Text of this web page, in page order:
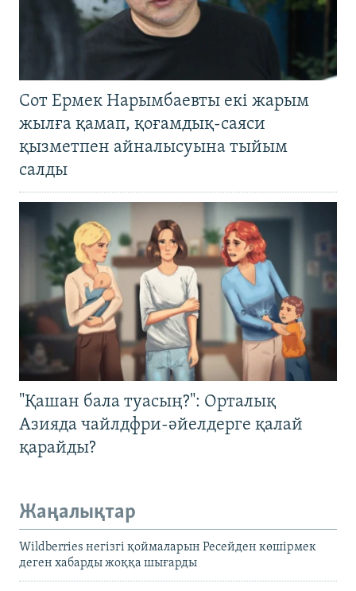
Сот Ермек Нарымбаевты екі жарым
жылға қамап, қоғамдық-саяси
қызметпен айналысуына тыйым
салды
"Қашан бала туасың?": Орталық
Азияда чайлдфри-әйелдерге қалай
қарайды?
Жаңалықтар
Wildberries негізгі қоймаларын Ресейден көшірмек
деген хабарды жоққа шығарды